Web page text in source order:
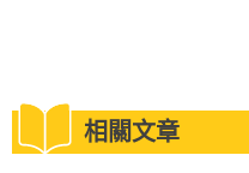
相關文章